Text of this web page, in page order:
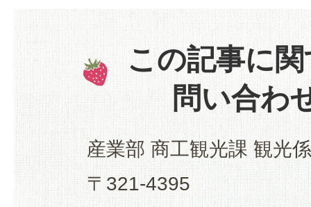
この記事に
問い合わ
産業部 商工観光課 観光係
〒321-4395